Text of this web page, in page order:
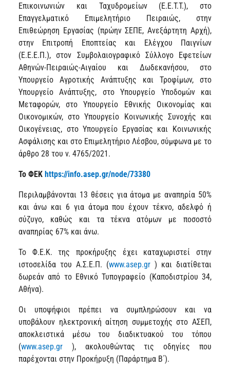
Επικοινωνιών και Ταχυδρομείων (Ε.Ε.Τ.Τ.), στο
Επαγγελματικό Επιμελητήριο Πειραιώς, στην
Επιθεώρηση Εργασίας (πρώην ΣΕΠΕ, Ανεξάρτητη Αρχή),
στην Επιτροπή Εποπτείας και Ελέγχου Παιγνίων
(Ε.Ε.Ε.Π.), στον Συμβολαιογραφικό Σύλλογο Εφετείων
Αθηνών-Πειραιώς-Αιγαίου και Δωδεκανήσου, στο
Υπουργείο Αγροτικής Ανάπτυξης και Τροφίμων, στο
Υπουργείο Ανάπτυξης, στο Υπουργείο Υποδομών και
Μεταφορών, στο Υπουργείο Εθνικής Οικονομίας και
Οικονομικών, στο Υπουργείο Κοινωνικής Συνοχής και
Οικογένειας, στο Υπουργείο Εργασίας και Κοινωνικής
Ασφάλισης και στο Επιμελητήριο Λέσβου, σύμφωνα με το
άρθρο 28 του ν. 4765/2021.
Το ΦΕΚ https://info.asep.gr/node/73380
Περιλαμβάνονται 13 θέσεις για άτομα με αναπηρία 50%
και άνω και 6 για άτομα που έχουν τέκνο, αδελφό ή
σύζυγο, καθώς και τα τέκνα ατόμων με ποσοστό
αναπηρίας 67% και άνω.
Το Φ.Ε.Κ. της προκήρυξης έχει καταχωριστεί στην
ιστοσελίδα του Α.Σ.Ε.Π. (www.asep.gr ) και διατίθεται
δωρεάν από το Εθνικό Τυπογραφείο (Καποδιστρίου 34,
Αθήνα).
Οι υποψήφιοι πρέπει να συμπληρώσουν και να
υποβάλουν ηλεκτρονική αίτηση συμμετοχής στο ΑΣΕΠ,
αποκλειστικά μέσω του διαδικτυακού του τόπου
(www.asep.gr ), ακολουθώντας τις οδηγίες που
παρέχονται στην Προκήρυξη (Παράρτημα Β΄).